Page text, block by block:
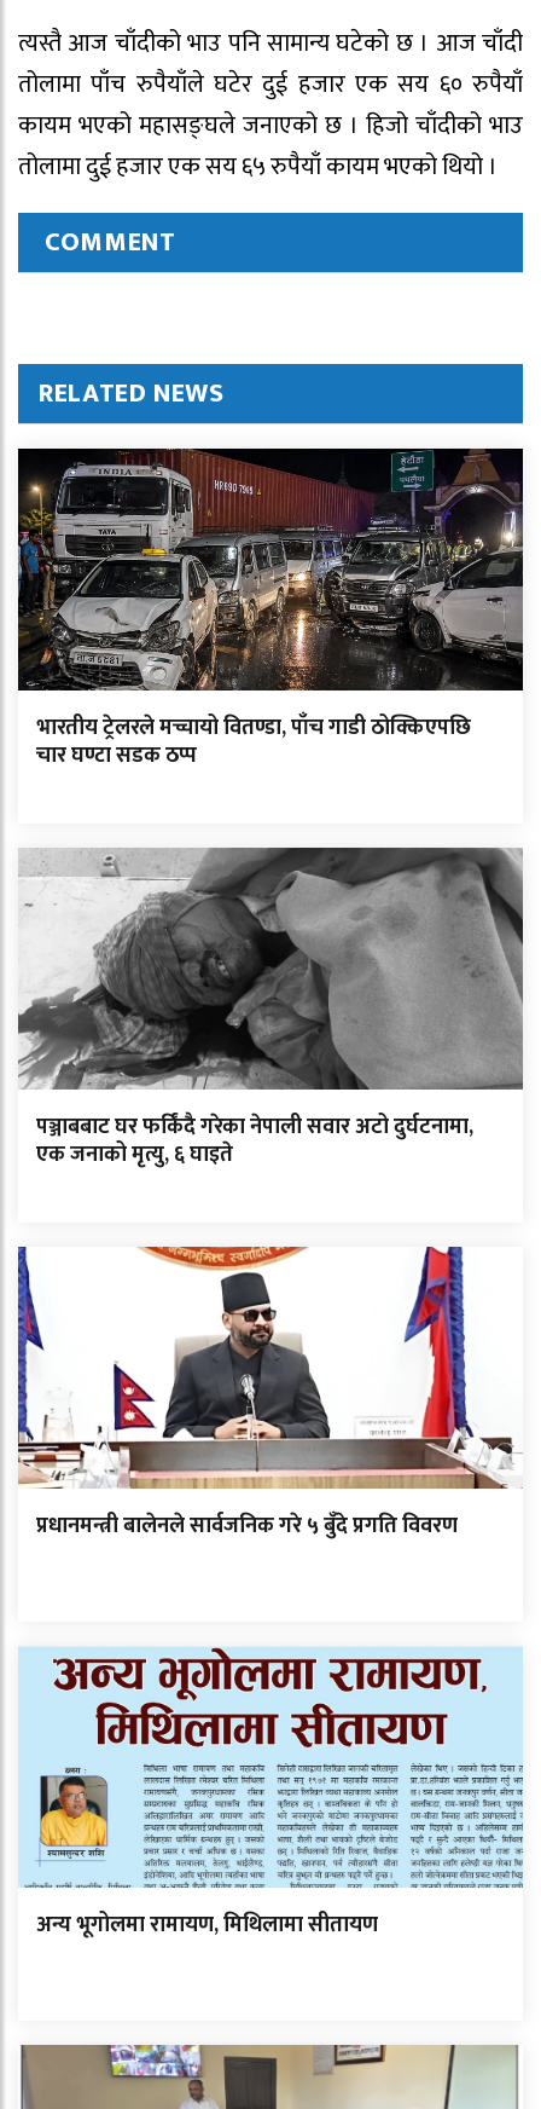
त्यस्तै आज चाँदीको भाउ पनि सामान्य घटेको छ । आज चाँदी
तोलामा पाँच रुपैयाँले घटेर दुई हजार एक सय ६० रुपैयाँ
कायम भएको महासङ्घले जनाएको छ । हिजो चाँदीको भाउ
तोलामा दुई हजार एक सय ६५ रुपैयाँ कायम भएको थियो ।
COMMENT
RELATED NEWS
भारतीय ट्रेलरले मच्चायो वितण्डा, पाँच गाडी ठोक्किएपछि
चार घण्टा सडक ठप्प
पञ्जाबबाट घर फर्किंदै गरेका नेपाली सवार अटो दुर्घटनामा,
एक जनाको मृत्यु, ६ घाइते
प्रधानमन्त्री बालेनले सार्वजनिक गरे ५ बुँदे प्रगति विवरण
अन्य भूगोलमा रामायण, मिथिलामा सीतायण